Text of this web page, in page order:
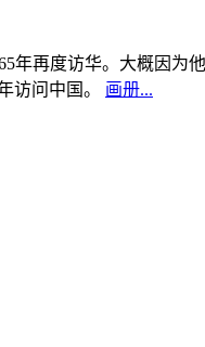
年再度访华。大概因
访问中国。 画册...